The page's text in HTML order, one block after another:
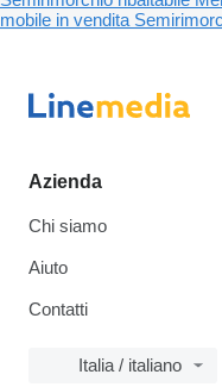
mobile in vendita
Azienda
Chi siamo
Aiuto
Contatti
Italia / italiano